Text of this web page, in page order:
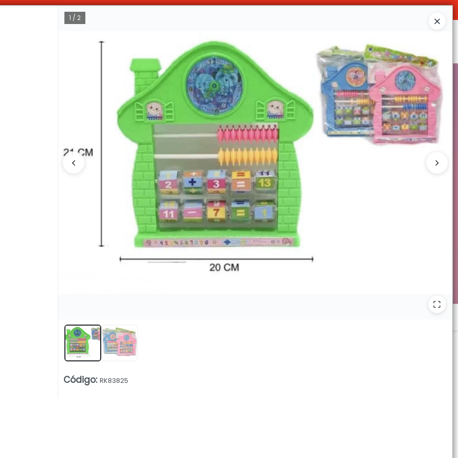
1 / 2
Código: RK83825
SUPERIORES A $100.000 10% DE DESCUENTO ! SOLO EN EFECTIVO
CÓMO COMPRAR QUIÉNES SOMOS DECO & HOGAR CONTACTO
COMO LLEGAR